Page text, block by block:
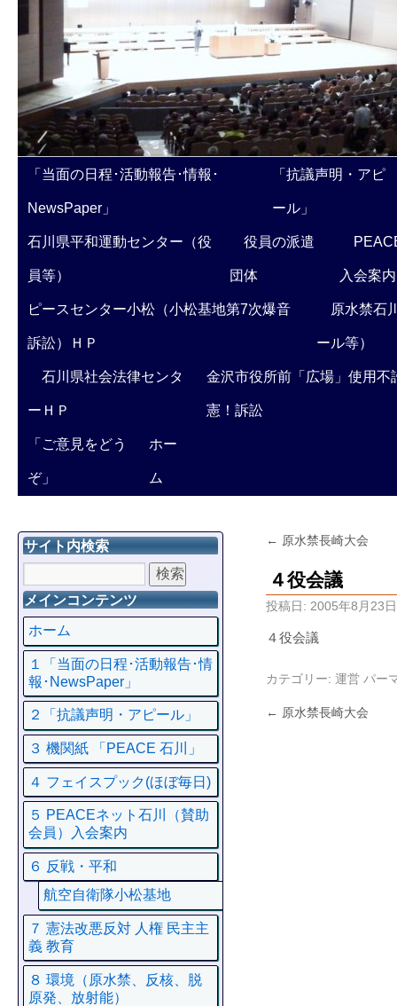
「当面の日程･活動報告･情報･
NewsPaper」
「抗議声明・アピ
ール」
石川県平和運動センター（役
員等）
役員の派遣
団体 入会案内
ピースセンター小松（小松基地第7次爆音
訴訟）ＨＰ
原水禁石
ール等）
石川県社会法律センタ
ーＨＰ
金沢市役所前「広場」使用不
憲！訴訟
「ご意見をどう
ぞ」
ホー
ム
← 原水禁長崎大会
４役会議
投稿日: 2005年8月23日
４役会議
カテゴリー: 運営 パー
← 原水禁長崎大会
サイト内検索
メインコンテンツ
ホーム
１「当面の日程･活動報告･情
報･NewsPaper」
２「抗議声明・アピール」
３ 機関紙 「PEACE 石川」
４ フェイスプック(ほぼ毎日)
５ PEACEネット石川（賛助
会員）入会案内
６ 反戦・平和
航空自衛隊小松基地
７ 憲法改悪反対 人権 民主主
義 教育
８ 環境（原水禁、反核、脱
原発、放射能）